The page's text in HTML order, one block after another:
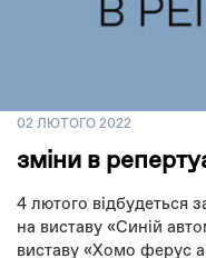
02 ЛЮТОГО 2022
зміни в
4 лютого відбудеться
на виставу «Синій
виставу «Хомо ферус